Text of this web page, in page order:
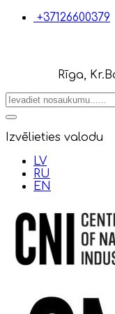
+37126600379
Rīga,
Izvēlieties valodu
LV
RU
EN